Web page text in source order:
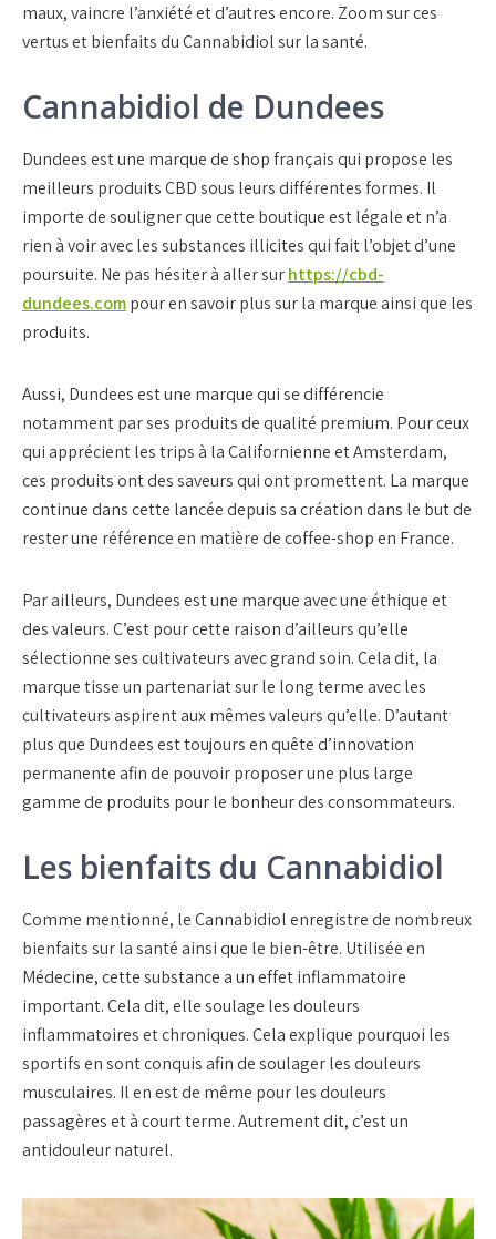
maux, vaincre l’anxiété et d’autres encore. Zoom sur ces
vertus et bienfaits du Cannabidiol sur la santé.
Cannabidiol de Dundees
Dundees est une marque de shop français qui propose les
meilleurs produits CBD sous leurs différentes formes. Il
importe de souligner que cette boutique est légale et n’a
rien à voir avec les substances illicites qui fait l’objet d’une
poursuite. Ne pas hésiter à aller surhttps://cbd-
dundees.compour en savoir plus sur la marque ainsi que les
produits.
Aussi, Dundees est une marque qui se différencie
notamment par ses produits de qualité premium. Pour ceux
qui apprécient les trips à la Californienne et Amsterdam,
ces produits ont des saveurs qui ont promettent. La marque
continue dans cette lancée depuis sa création dans le but de
rester une référence en matière de coffee-shop en France.
Par ailleurs, Dundees est une marque avec une éthique et
des valeurs. C’est pour cette raison d’ailleurs qu’elle
sélectionne ses cultivateurs avec grand soin. Cela dit, la
marque tisse un partenariat sur le long terme avec les
cultivateurs aspirent aux mêmes valeurs qu’elle. D’autant
plus que Dundees est toujours en quête d’innovation
permanente afin de pouvoir proposer une plus large
gamme de produits pour le bonheur des consommateurs.
Les bienfaits du Cannabidiol
Comme mentionné, le Cannabidiol enregistre de nombreux
bienfaits sur la santé ainsi que le bien-être. Utilisée en
Médecine, cette substance a un effet inflammatoire
important. Cela dit, elle soulage les douleurs
inflammatoires et chroniques. Cela explique pourquoi les
sportifs en sont conquis afin de soulager les douleurs
musculaires. Il en est de même pour les douleurs
passagères et à court terme. Autrement dit, c’est un
antidouleur naturel.